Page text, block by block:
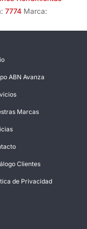
7774 Marca:
ABN Avanza
Marcas
Clientes
de Privacidad